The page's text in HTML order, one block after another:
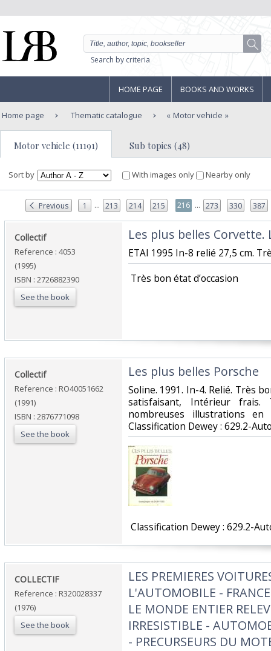
Search by criteria
HOME PAGE BOOKS AND WORKS
Home page Thematic catalogue Motor vehicle
Motor vehicle (11191) Sub topics (48)
Sort by With images only Nearby only
Previous 1 ... 213 214 215 216 ... 273 330 387
‎Collectif‎
Reference : 4053
(1995)
ISBN : 2726882390
See the book
‎Les plus belles
‎ETAI 1995 In-8 relié 27,5 cm.
‎ Très bon état d’occasion ‎
‎Collectif‎
Reference : RO40051662
(1991)
ISBN : 2876771098
See the book
‎Les plus belles Porsche‎
‎Soline. 1991. In-4. Relié. Très
satisfaisant, Intérieur frais.
nombreuses illustrations
Classification Dewey : 629.2-
Classification Dewey : 629.2-
‎COLLECTIF‎
Reference : R320028337
(1976)
See the book
‎LES PREMIERES
L'AUTOMOBILE -
LE MONDE ENTIER
IRRESISTIBLE -
- PRECURSEURS DU